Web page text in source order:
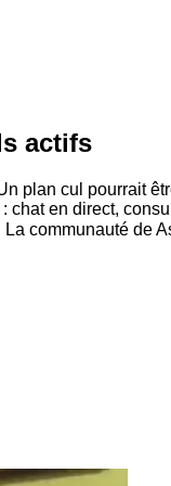
actifs
plan cul pourrait
chat en direct,
communauté de